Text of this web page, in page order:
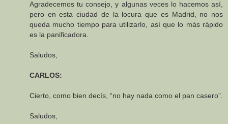
Agradecemos tu consejo, y algunas veces lo hacemos así,
pero en esta ciudad de la locura que es Madrid, no nos
queda mucho tiempo para utilizarlo, así que lo más rápido
es la panificadora.
Saludos,
CARLOS:
Cierto, como bien decís, “no hay nada como el pan casero”.
Saludos,